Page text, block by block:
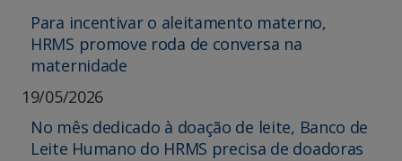
Para incentivar o aleitamento materno,
HRMS promove roda de conversa na
maternidade
19/05/2026
No mês dedicado à doação de leite, Banco de
Leite Humano do HRMS precisa de doadoras